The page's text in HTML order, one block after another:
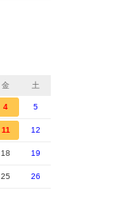
金 土
4 5
11 12
18 19
25 26